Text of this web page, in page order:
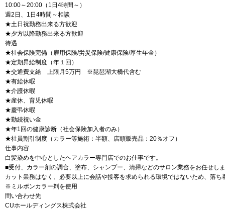
10:00～20:00（1日4時間～）
週2日、1日4時間～相談
★土日祝勤務出来る方歓迎
★夕方以降勤務出来る方歓迎
待遇
★社会保険完備（雇用保険/労災保険/健康保険/厚生年金）
★定期昇給制度（年１回）
★交通費支給 上限月5万円 ※琵琶湖大橋代含む
★有給休暇
★介護休暇
★産休、育児休暇
★慶弔休暇
★勤続祝い金
★年1回の健康診断（社会保険加入者のみ）
★社員割引制度（カラー等施術：半額、店頭販売品：20％オフ）
仕事内容
白髪染めを中心としたヘアカラー専門店でのお仕事です。
■受付、カラー剤の調合、塗布、シャンプー、清掃などのサロン業務をお任せし
カット業務はなく、必要以上に会話や接客を求められる環境ではないため、落ち
※ミルボンカラー剤を使用
問い合わせ先
CUホールディングス株式会社